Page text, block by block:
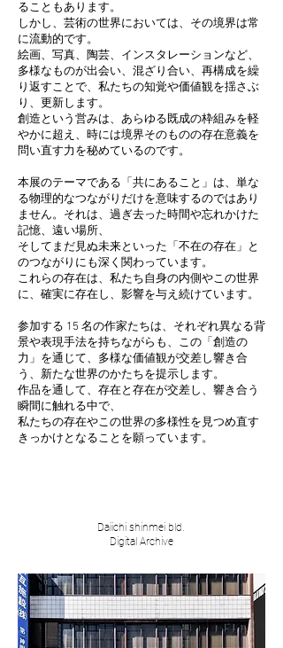
ることもあります。
しかし、芸術の世界においては、その境界は常
に流動的です。
絵画、写真、陶芸、インスタレーションなど、
多様なものが出会い、混ざり合い、再構成を繰
り返すことで、私たちの知覚や価値観を揺さぶ
り、更新します。
創造という営みは、あらゆる既成の枠組みを軽
やかに超え、時には境界そのものの存在意義を
問い直す⼒を秘めているのです。
本展のテーマである「共にあること」は、単な
る物理的なつながりだけを意味するのではあり
ません。それは、過ぎ去った時間や忘れかけた
記憶、遠い場所、
そしてまだ⾒ぬ未来といった「不在の存在」と
のつながりにも深く関わっています。
これらの存在は、私たち⾃⾝の内側やこの世界
に、確実に存在し、影響を与え続けています。
参加する 15 名の作家たちは、それぞれ異なる背
景や表現⼿法を持ちながらも、この「創造の
⼒」を通じて、多様な価値観が交差し響き合
う、新たな世界のかたちを提⽰します。
作品を通して、存在と存在が交差し、響き合う
瞬間に触れる中で、
私たちの存在やこの世界の多様性を⾒つめ直す
きっかけとなることを願っています。
Daiichi shinmei bld.
​Digital Archive